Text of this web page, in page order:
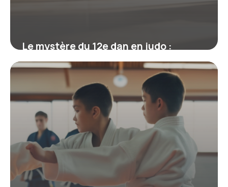
Le mystère du 12e dan en judo :
mythe, réalité et héritage de Jigoro
Kano
19 juin 2026